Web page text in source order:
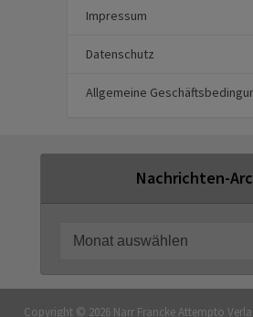
Impressum
Datenschutz
Allgemeine
Nachrichten-
Copyright © 2026 Narr Francke Attempto